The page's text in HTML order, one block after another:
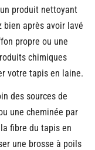
produit nettoyant
bien après avoir lavé
propre ou une
chimiques
votre tapis en laine.
des sources de
une cheminée par
fibre du tapis en
une brosse à poils